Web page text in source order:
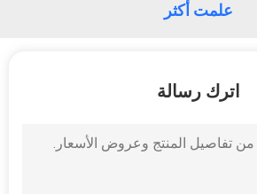
علمت أكثر
اترك رسالة